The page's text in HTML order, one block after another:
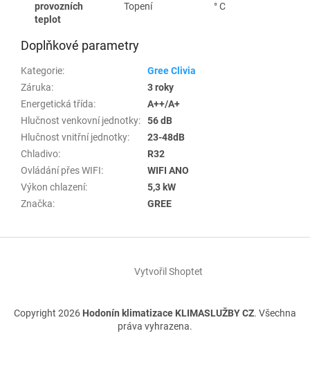
provozních
teplot
Topení
° C
Doplňkové parametry
Kategorie:
Gree Clivia
Záruka:
3 roky
Energetická třída:
A++/A+
Hlučnost venkovní jednotky:
56 dB
Hlučnost vnitřní jednotky:
23-48dB
Chladivo:
R32
Ovládání přes WIFI:
WIFI ANO
Výkon chlazení:
5,3 kW
Značka: GREE
Vytvořil Shoptet
Copyright 2026 Hodonín klimatizace KLIMASLUŽBY CZ. Všechna
práva vyhrazena.